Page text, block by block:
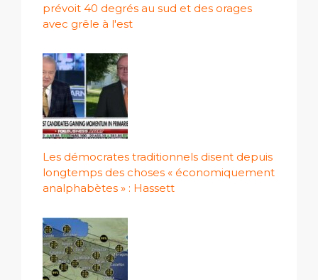
prévoit 40 degrés au sud et des orages
avec grêle à l'est
Les démocrates traditionnels disent depuis
longtemps des choses « économiquement
analphabètes » : Hassett